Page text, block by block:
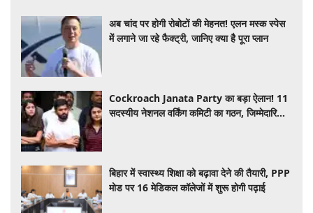
अब चांद पर होगी रोबोटों की मेहनत! एलन मस्क स्पेस
में लगाने जा रहे फैक्ट्री, जानिए क्या है पूरा प्लान
Cockroach Janata Party का बड़ा ऐलान! 11
सदस्यीय नेशनल वर्किंग कमिटी का गठन, जिम्मेदारियों
बिहार में स्वास्थ्य शिक्षा को बढ़ावा देने की तैयारी, PPP
मोड पर 16 मेडिकल कॉलेजों में शुरू होगी पढ़ाई